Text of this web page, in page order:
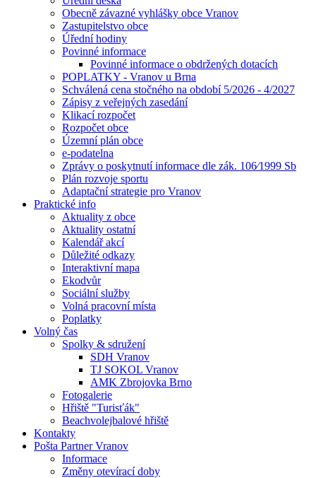
Obecně závazné vyhlášky obce Vranov
Zastupitelstvo obce
Úřední hodiny
Povinné informace
Povinné informace o obdržených dotacích
POPLATKY - Vranov u Brna
Schválená cena stočného na období 5/2026 - 4/2027
Zápisy z veřejných zasedání
Klikací rozpočet
Rozpočet obce
Územní plán obce
e-podatelna
Zprávy o poskytnutí informace dle zák. 106⁄1999 Sb
Plán rozvoje sportu
Adaptační strategie pro Vranov
Praktické info
Aktuality z obce
Aktuality ostatní
Kalendář akcí
Důležité odkazy
Interaktivní mapa
Ekodvůr
Sociální služby
Volná pracovní místa
Poplatky
Volný čas
Spolky & sdružení
SDH Vranov
TJ SOKOL Vranov
AMK Zbrojovka Brno
Fotogalerie
Hřiště "Turisťák"
Beachvolejbalové hřiště
Kontakty
Pošta Partner Vranov
Informace
Změny otevírací doby